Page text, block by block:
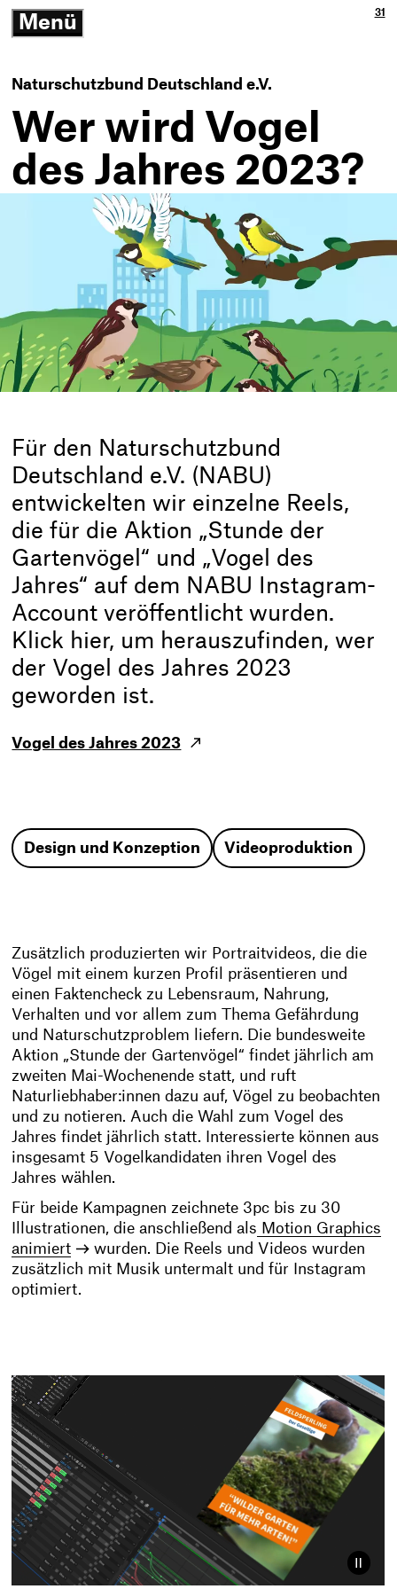
Menü
31
Naturschutzbund Deutschland e.V.
Wer wird Vogel
des Jahres 2023?
Für den Naturschutzbund
Deutschland e.V. (NABU)
entwickelten wir einzelne Reels,
die für die Aktion „Stunde der
Gartenvögel“ und „Vogel des
Jahres“ auf dem NABU Instagram-
Account veröffentlicht wurden.
Klick hier, um herauszufinden, wer
der Vogel des Jahres 2023
geworden ist.
Vogel des Jahres 2023
Design und Konzeption Videoproduktion
Zusätzlich produzierten wir Portraitvideos, die die
Vögel mit einem kurzen Profil präsentieren und
einen Faktencheck zu Lebensraum, Nahrung,
Verhalten und vor allem zum Thema Gefährdung
und Naturschutzproblem liefern. Die bundesweite
Aktion „Stunde der Gartenvögel“ findet jährlich am
zweiten Mai-Wochenende statt, und ruft
Naturliebhaber:innen dazu auf, Vögel zu beobachten
und zu notieren. Auch die Wahl zum Vogel des
Jahres findet jährlich statt. Interessierte können aus
insgesamt 5 Vogelkandidaten ihren Vogel des
Jahres wählen.
Für beide Kampagnen zeichnete 3pc bis zu 30
Illustrationen, die anschließend als Motion Graphics
animiert
wurden. Die Reels und Videos wurden
zusätzlich mit Musik untermalt und für Instagram
optimiert.
Video